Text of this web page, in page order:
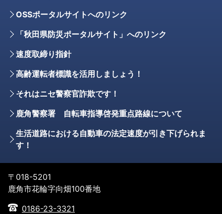
OSSポータルサイトへのリンク
「秋田県防災ポータルサイト」へのリンク
速度取締り指針
高齢運転者標識を活用しましょう！
それはニセ警察官詐欺です！
鹿角警察署 自転車指導啓発重点路線について
生活道路における自動車の法定速度が引き下げられま
す！
〒018-5201
鹿角市花輪字向畑100番地
0186-23-3321